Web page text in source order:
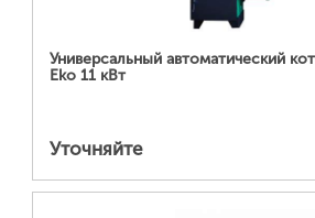
Универсальный автоматический
Eko 11 кВт
Уточняйте